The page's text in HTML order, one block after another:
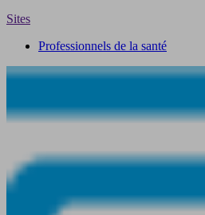
Sites
Professionnels de la santé